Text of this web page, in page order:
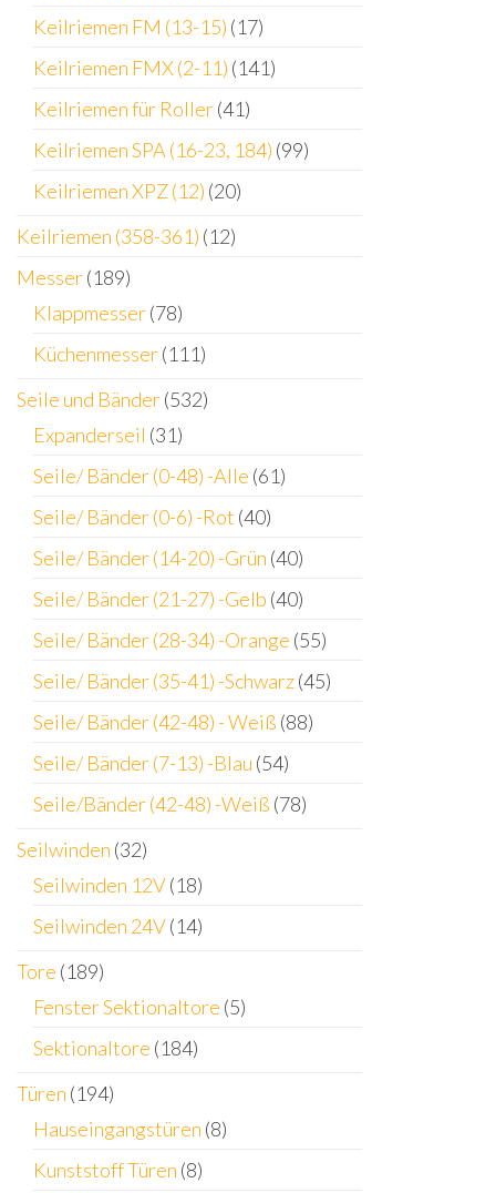
Keilriemen FM (13-15) (17)
Keilriemen FMX (2-11) (141)
Keilriemen für Roller(41)
Keilriemen SPA (16-23, 184) (99)
Keilriemen XPZ (12) (20)
Keilriemen (358-361) (12)
Messer(189)
Klappmesser(78)
Küchenmesser(111)
Seile und Bänder(532)
Expanderseil (31)
Seile/ Bänder (0-48) -Alle (61)
Seile/ Bänder (0-6) -Rot (40)
Seile/ Bänder (14-20) -Grün (40)
Seile/ Bänder (21-27) -Gelb (40)
Seile/ Bänder (28-34) -Orange (55)
Seile/ Bänder (35-41) -Schwarz(45)
Seile/ Bänder (42-48) - Weiß (88)
Seile/ Bänder (7-13) -Blau (54)
Seile/Bänder (42-48) -Weiß (78)
Seilwinden (32)
Seilwinden 12V(18)
Seilwinden 24V(14)
Tore (189)
Fenster Sektionaltore (5)
Sektionaltore (184)
Türen (194)
Hauseingangstüren (8)
Kunststoff Türen (8)